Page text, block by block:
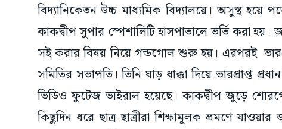
বিদ্যানিকেতন উচ্চ মাধ্যমিক বিদ্যালয়ে। অসুস্থ হয়ে
কাকদ্বীপ সুপার স্পেশালিটি হাসপাতালে ভর্তি করা
সই করার বিষয় নিয়ে গন্ডগোল শুরু হয়। এরপরই
সমিতির সভাপতি। তিনি ঘাড় ধাক্কা দিয়ে ভারপ্রাপ্ত
ভিডিও ফুটেজ ভাইরাল হয়েছে। কাকদ্বীপ জুড়ে
কিছুদিন ধরে ছাত্র-ছাত্রীরা শিক্ষামূলক ভ্রমণে